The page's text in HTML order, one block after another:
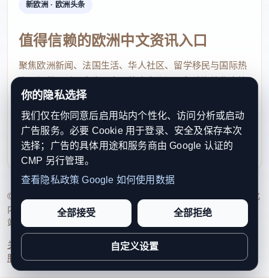
新欧洲 · 欧洲头条
值得信赖的欧洲中文资讯入口
聚焦欧洲新闻、法国生活、华人社区、留学移民与国际热
点，提供及时、真实、实用的中文资讯，帮助海外华人快
速了解欧洲动态。
contact@xinouzhou.com
服务支持、版权与合作：工作日优先处理站务、投稿与权
利通知
© 2026 新欧洲·欧洲头条. All Rights Reserved. 本网站持续优化
内容透明度、联系方式与用户权利说明，以提升品牌信任感和
站点完整度。
关于我们 编辑规范日期归档隐私政策
服务条款联系我们
你的隐私选择
我们仅在你同意后启用站内个性化、访问分析或启动
广告服务。必要 Cookie 用于登录、安全及保存本次
选择；广告的具体用途和服务商由 Google 认证的
CMP 另行管理。
查看隐私政策 Google 如何使用数据
全部接受 全部拒绝
自定义设置